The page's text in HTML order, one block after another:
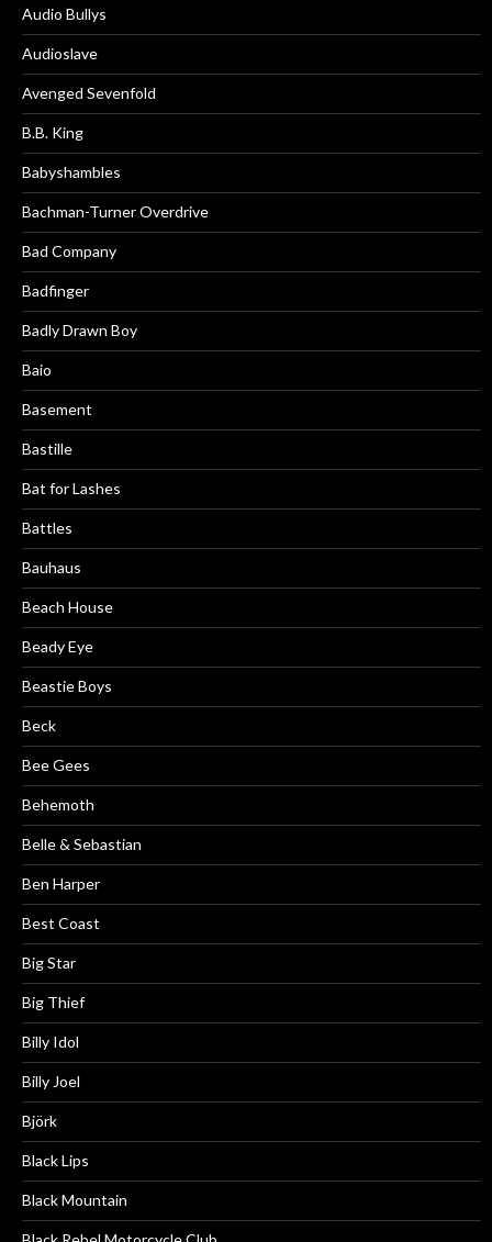
Audio Bullys
Audioslave
Avenged Sevenfold
B.B. King
Babyshambles
Bachman-Turner Overdrive
Bad Company
Badfinger
Badly Drawn Boy
Baio
Basement
Bastille
Bat for Lashes
Battles
Bauhaus
Beach House
Beady Eye
Beastie Boys
Beck
Bee Gees
Behemoth
Belle & Sebastian
Ben Harper
Best Coast
Big Star
Big Thief
Billy Idol
Billy Joel
Björk
Black Lips
Black Mountain